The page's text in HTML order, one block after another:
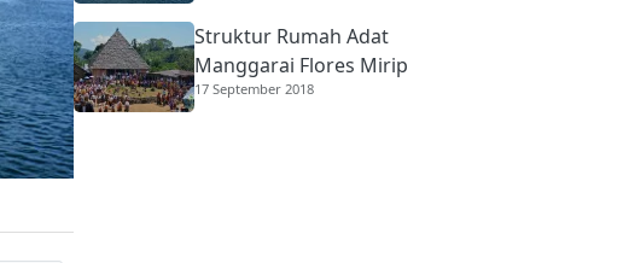
Struktur Rumah Adat
Manggarai Flores Mirip
Rumah Gadang
17 September 2018